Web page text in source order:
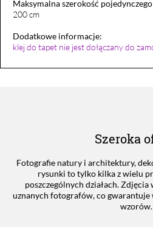
Maksymalna szerokość
200 cm
Dodatkowe informacje:
klej do tapet nie jest dołączany do
Szeroka
Fotografie natury i architektury,
rysunki to tylko kilka z wielu
poszczególnych działach.
uznanych fotografów, co gwarantuje
wzorów.